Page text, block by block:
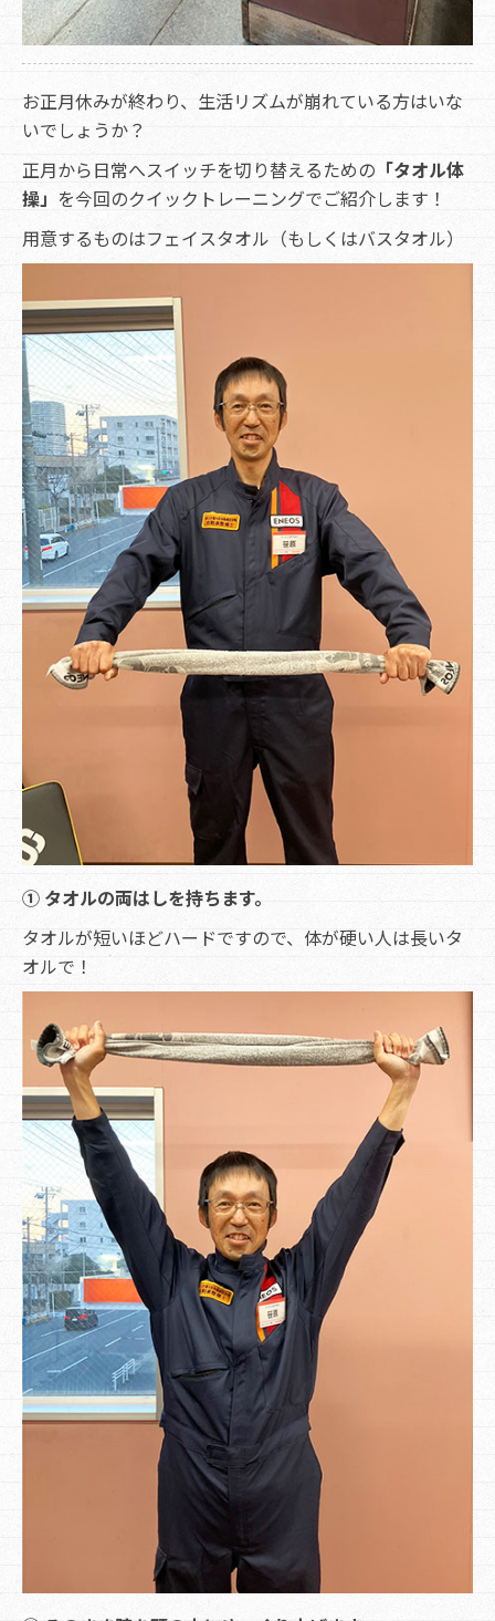
お正月休みが終わり、生活リズムが崩れている方はいな
いでしょうか？
正月から日常へスイッチを切り替えるための 「タオル体
操」 を今回のクイックトレーニングでご紹介します！
用意するものはフェイスタオル（もしくはバスタオル）
① タオルの両はしを持ちます。
タオルが短いほどハードですので、体が硬い人は長いタ
オルで！